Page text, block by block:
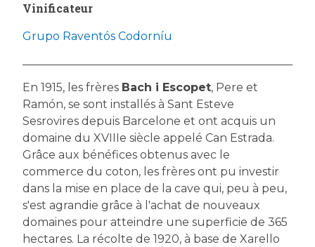
Vinificateur
Grupo Raventós Codorníu
En 1915, les frères Bach i Escopet, Pere et
Ramón, se sont installés à Sant Esteve
Sesrovires depuis Barcelone et ont acquis un
domaine du XVIIIe siècle appelé Can Estrada.
Grâce aux bénéfices obtenus avec le
commerce du coton, les frères ont pu investir
dans la mise en place de la cave qui, peu à peu,
s'est agrandie grâce à l'achat de nouveaux
domaines pour atteindre une superficie de 365
hectares. La récolte de 1920, à base de Xarello